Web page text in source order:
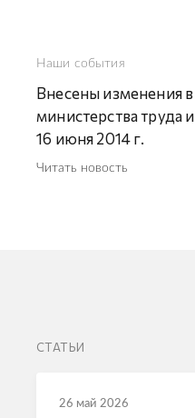
Наши события
Внесены изменения
министерства труда
16 июня 2014 г.
Читать новость
СТАТЬИ
26 май 2026